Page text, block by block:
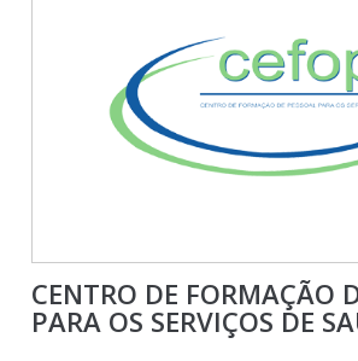
CENTRO DE FORMAÇÃO
PARA OS SERVIÇOS DE